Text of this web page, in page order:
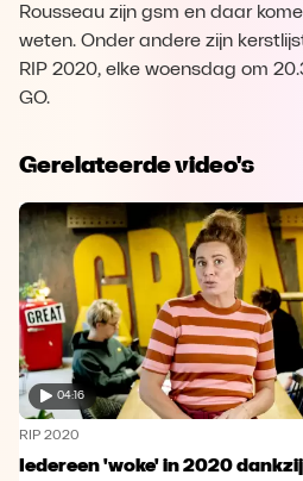
Rousseau zijn gsm en daar
weten. Onder andere zijn
RIP 2020, elke woensdag om
GO.
Gerelateerde video's
04:16
RIP 2020
Iedereen 'woke' in 2020